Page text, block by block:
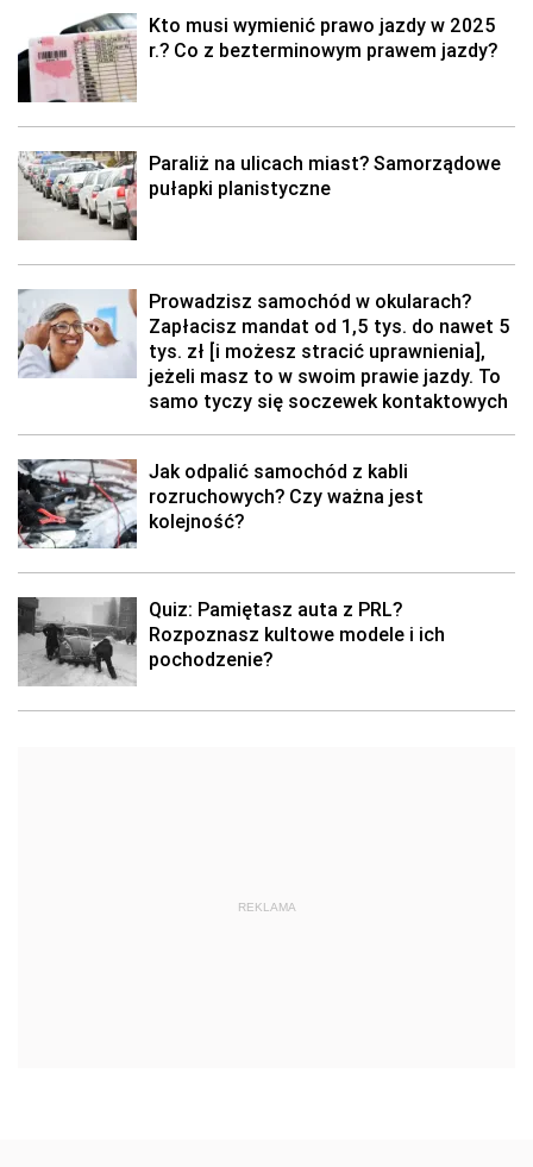
Kto musi wymienić prawo jazdy w 2025
r.? Co z bezterminowym prawem jazdy?
Paraliż na ulicach miast? Samorządowe
pułapki planistyczne
Prowadzisz samochód w okularach?
Zapłacisz mandat od 1,5 tys. do nawet 5
tys. zł [i możesz stracić uprawnienia],
jeżeli masz to w swoim prawie jazdy. To
samo tyczy się soczewek kontaktowych
Jak odpalić samochód z kabli
rozruchowych? Czy ważna jest
kolejność?
Quiz: Pamiętasz auta z PRL?
Rozpoznasz kultowe modele i ich
pochodzenie?
REKLAMA